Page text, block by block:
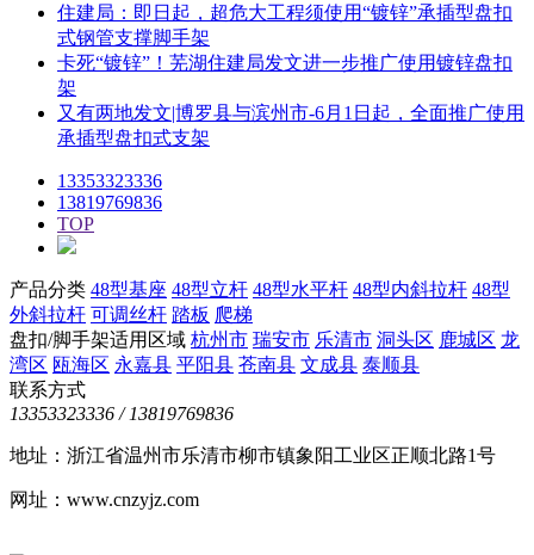
住建局：即日起，超危大工程须使用“镀锌”承插型盘扣
式钢管支撑脚手架
卡死“镀锌”！芜湖住建局发文进一步推广使用镀锌盘扣
架
又有两地发文|博罗县与滨州市-6月1日起，全面推广使用
承插型盘扣式支架
13353323336
13819769836
TOP
产品分类 48型基座 48型立杆 48型水平杆 48型内斜拉杆 48型
外斜拉杆 可调丝杆 踏板 爬梯
盘扣/脚手架适用区域 杭州市 瑞安市 乐清市 洞头区 鹿城区 龙
湾区 瓯海区 永嘉县 平阳县 苍南县 文成县 泰顺县
联系方式
13353323336 / 13819769836
地址：浙江省温州市乐清市柳市镇象阳工业区正顺北路1号
网址：www.cnzyjz.com